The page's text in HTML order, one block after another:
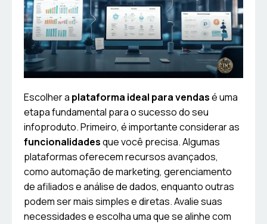
Escolher a plataforma ideal para vendasé uma
etapa fundamental para o sucesso do seu
infoproduto. Primeiro, é importante considerar as
funcionalidadesque você precisa. Algumas
plataformas oferecem recursos avançados,
como automação de marketing, gerenciamento
de afiliados e análise de dados, enquanto outras
podem ser mais simples e diretas. Avalie suas
necessidades e escolha uma que se alinhe com